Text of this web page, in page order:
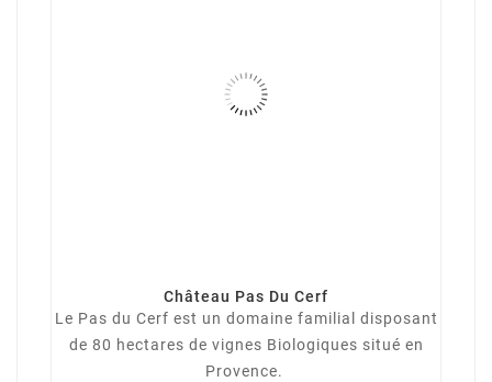
Château Pas Du Cerf
Le Pas du Cerf est un domaine familial disposant
de 80 hectares de vignes Biologiques situé en
Provence.